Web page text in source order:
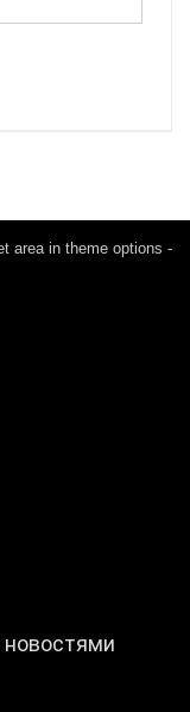
area in theme options -